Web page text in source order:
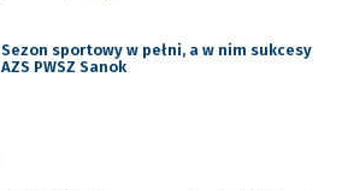
Sezon sportowy w pełni, a w nim sukcesy
AZS PWSZ Sanok